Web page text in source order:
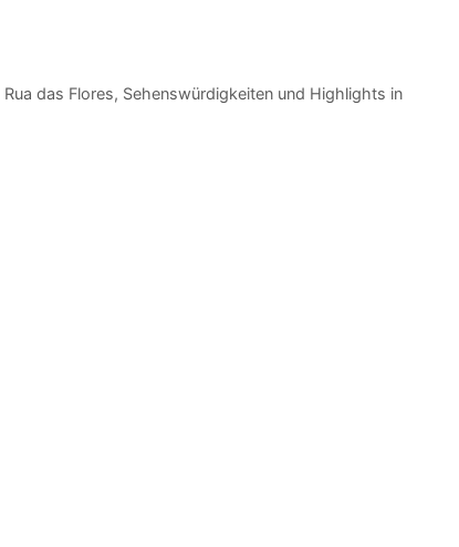
Rua das Flores, Sehenswürdigkeiten und Highlights in